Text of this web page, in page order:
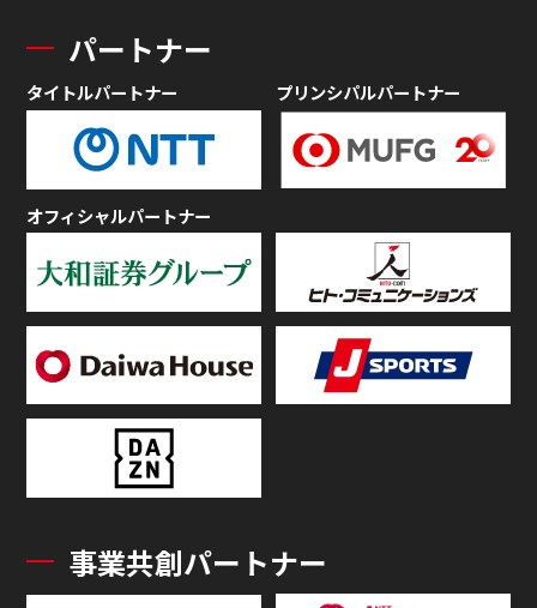
パートナー
タイトルパートナー プリンシパルパートナー
オフィシャルパートナー
事業共創パートナー